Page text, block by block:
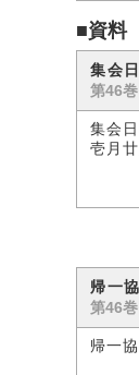
■資料
集会
第46
集会
壱月
帰一
第46
帰
大